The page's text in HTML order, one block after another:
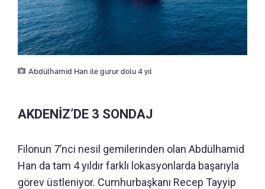
Abdülhamid Han ile gurur dolu 4 yıl
AKDENİZ’DE 3 SONDAJ
Filonun 7’nci nesil gemilerinden olan Abdülhamid
Han da tam 4 yıldır farklı lokasyonlarda başarıyla
görev üstleniyor. Cumhurbaşkanı Recep Tayyip